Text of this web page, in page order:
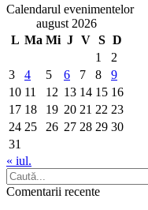
Calendarul evenimentelor
august 2026
L Ma Mi J V S D
1
2
3
4 5 6 7 8
9
10 11 12 13 14 15 16
17 18 19 20 21 22 23
24 25 26 27 28 29 30
31
« iul.
Comentarii recente